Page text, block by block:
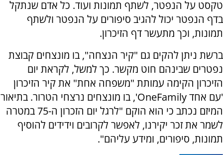
טקסט על הנפטר, לשתף תמונות ועוד. כל אדם שנתקל
בדף הנפטר יכול להגיב סיפורים על הנפטר ולשתף
תמונות, וכך מתעשר דף הזיכרון.
ברשת ניתן להקים גם "קיר הנצחה", בו מונצחים קבוצת
נפטרים שבינהם חוט מקשר. כך למשל, לקראת יום
הזיכרון הקימה עמותת "משפחה אחת" את קיר הזיכרון
'עם אחד OneFamily', בו מונצחים נרצחי הטרור. בתיאור
המיזם נכתב כי הוא הוקם "לרגל יום הזכרון ה-75 במטרה
לשמר את זכר יקירנו, לאפשר לקרובים וידידים להוסיף
תמונות, סיפורים, ומידע עליהם".